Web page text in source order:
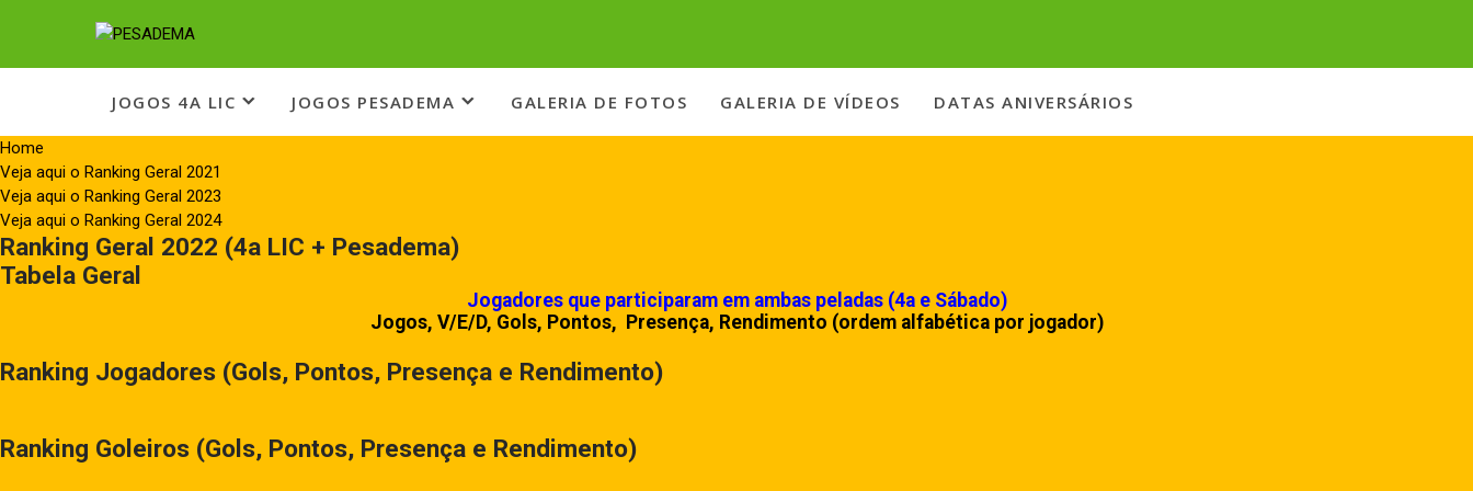
PESADEMA
JOGOS 4A LIC JOGOS PESADEMA GALERIA DE FOTOS GALERIA DE VÍDEOS DATAS ANIVERSÁRIOS
Home
Veja aqui o Ranking Geral 2021
Veja aqui o Ranking Geral 2023
Veja aqui o Ranking Geral 2024
Ranking Geral 2022 (4a LIC + Pesadema)
Tabela Geral
Jogadores que participaram em ambas peladas (4a e Sábado)
Jogos, V/E/D, Gols, Pontos, Presença, Rendimento (ordem alfabética por jogador)
Ranking Jogadores (Gols, Pontos, Presença e Rendimento)
Ranking Goleiros (Gols, Pontos, Presença e Rendimento)